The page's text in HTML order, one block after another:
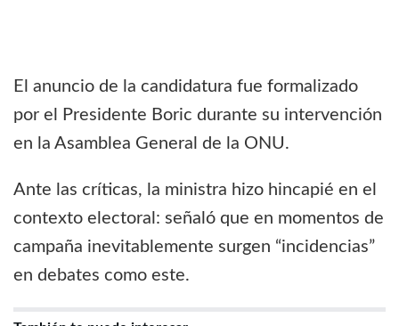
El anuncio de la candidatura fue formalizado
por el Presidente Boric durante su intervención
en la Asamblea General de la ONU.
Ante las críticas, la ministra hizo hincapié en el
contexto electoral: señaló que en momentos de
campaña inevitablemente surgen “incidencias”
en debates como este.